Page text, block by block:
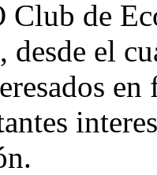
de
desde el